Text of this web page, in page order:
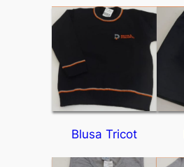
Blusa Tricot